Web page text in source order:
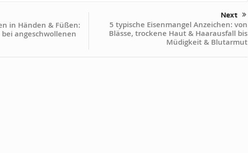
in Händen & Füßen:
angeschwollenen
Next
5 typische Eisenmangel Anzeichen: von
Blässe, trockene Haut & Haarausfall bis
Müdigkeit & Blutarmut